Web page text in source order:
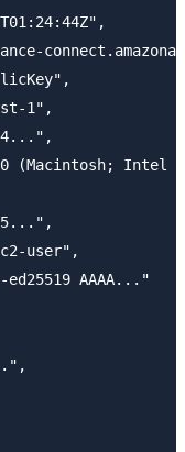
1",
(Macintosh; Intel
user",
ed25519 AAAA..."